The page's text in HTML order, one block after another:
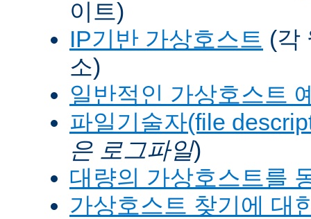
이트)
IP기반 가상호스트 (각
소)
일반적인 가상호스트
파일기술자(file
은 로그파일)
대량의 가상호스트를
가상호스트 찾기에 대